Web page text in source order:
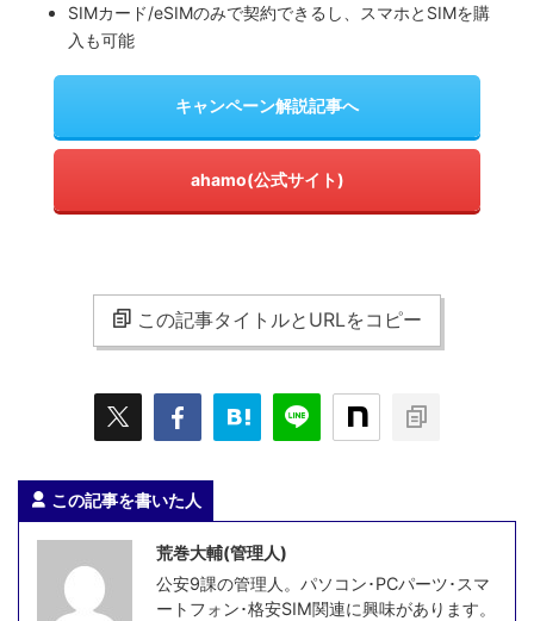
SIMカード/eSIMのみで契約できるし、スマホとSIMを購
入も可能
キャンペーン解説記事へ
ahamo(公式サイト)
この記事タイトルとURLをコピー
この記事を書いた人
荒巻大輔(管理人)
公安9課の管理人。パソコン･PCパーツ･スマ
ートフォン･格安SIM関連に興味があります。